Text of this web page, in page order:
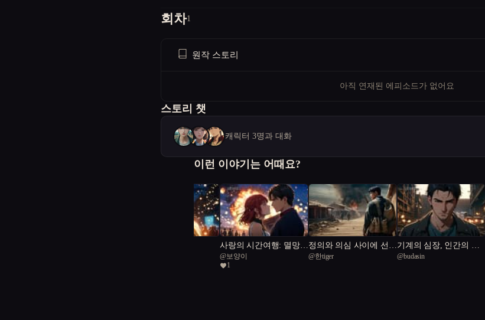
회차1
원작 스토리
아직 연재된 에피소드가 없어요
스토리 챗
캐릭터 3명과 대화
이런 이야기는 어때요?
사랑의 시간여행: 멸망과
구원 사이
@보양이
1
정의와 의심 사이에 선
군인
@한tiger
기계의 심장, 인간의 숨
결
@budasin